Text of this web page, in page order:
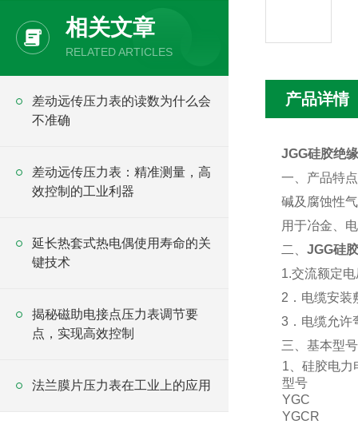
相关文章
RELATED ARTICLES
差动远传压力表的读数为什么会
不准确
差动远传压力表：精准测量，高
效控制的工业利器
延长热套式热电偶使用寿命的关
键技术
揭秘磁助电接点压力表调节要
点，实现高效控制
法兰膜片压力表在工业上的应用
产品详情
JGG硅胶绝
一、产品特
碱及腐蚀性
用于冶金、
二、 JGG硅
1.交流额定
2．电缆安
3．电缆允许
三、 基本型
1、硅胶电力
型号
YGC
YGCR